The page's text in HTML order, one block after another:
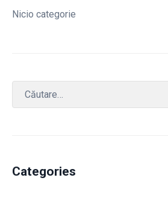
Nicio categorie
Categories